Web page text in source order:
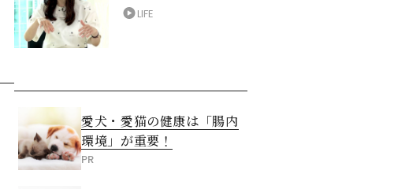
LIFE
愛犬・愛猫の健康は「腸内
環境」が重要！
PR